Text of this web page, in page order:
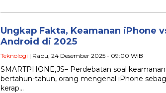
Ungkap Fakta, Keamanan iPhone
Android di 2025
Teknologi | Rabu, 24 Desember 2025 - 09:00 WIB
SMARTPHONE,JS– Perdebatan soal
bertahun-tahun, orang mengenal iPhone
kerap…